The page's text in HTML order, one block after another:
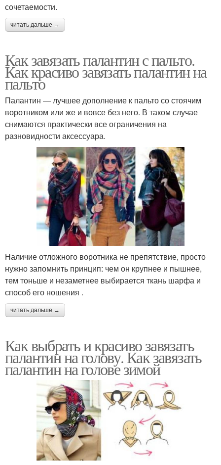
сочетаемости.
читать дальше →
Как завязать палантин с пальто.
Как красиво завязать палантин на
пальто
Палантин — лучшее дополнение к пальто со стоячим
воротником или же и вовсе без него. В таком случае
снимаются практически все ограничения на
разновидности аксессуара.
Наличие отложного воротника не препятствие, просто
нужно запомнить принцип: чем он крупнее и пышнее,
тем тоньше и незаметнее выбирается ткань шарфа и
способ его ношения .
читать дальше →
Как выбрать и красиво завязать
палантин на голову. Как завязать
палантин на голове зимой